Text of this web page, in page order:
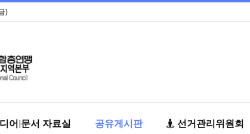
)
어|문서 자료실 공유게시판 선거관리위원회